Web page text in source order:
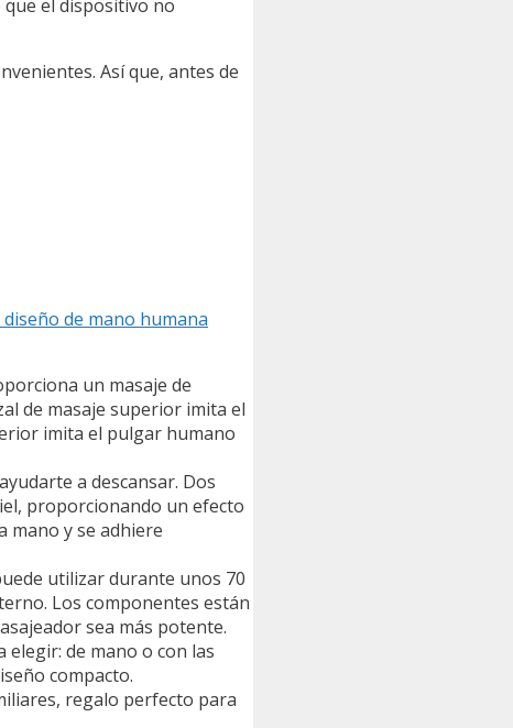
el dispositivo no
Así que, antes de
de mano humana
un masaje de
de masaje superior imita el
imita el pulgar humano
a descansar. Dos
proporcionando un efecto
mano y se adhiere
utilizar durante unos 70
Los componentes están
sea más potente.
elegir: de mano o con las
compacto.
regalo perfecto para